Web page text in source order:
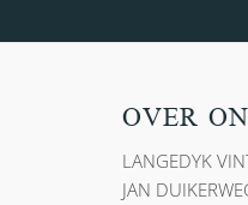
OVER
LANGEDYK
JAN